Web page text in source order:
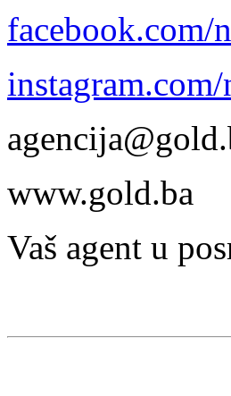
facebook.com/
www.gold.ba
Vaš agent u